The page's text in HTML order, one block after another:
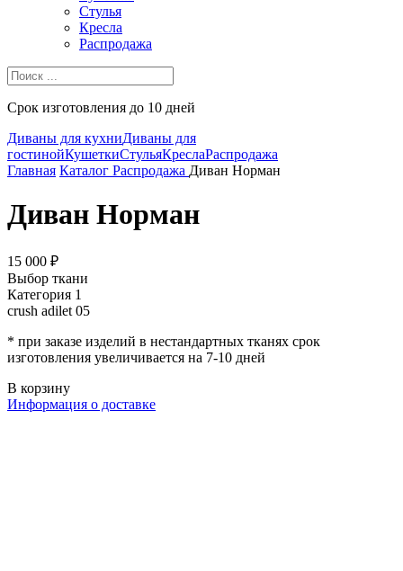
Стулья
Кресла
Распродажа
Срок изготовления до 10 дней
Диваны для кухниДиваны для
гостинойКушеткиСтульяКреслаРаспродажа
Главная Каталог Распродажа Диван Норман
Диван Норман
15 000 ₽
Выбор ткани
Категория 1
crush adilet 05
* при заказе изделий в нестандартных тканях срок
изготовления увеличивается на 7-10 дней
В корзину
Информация о доставке